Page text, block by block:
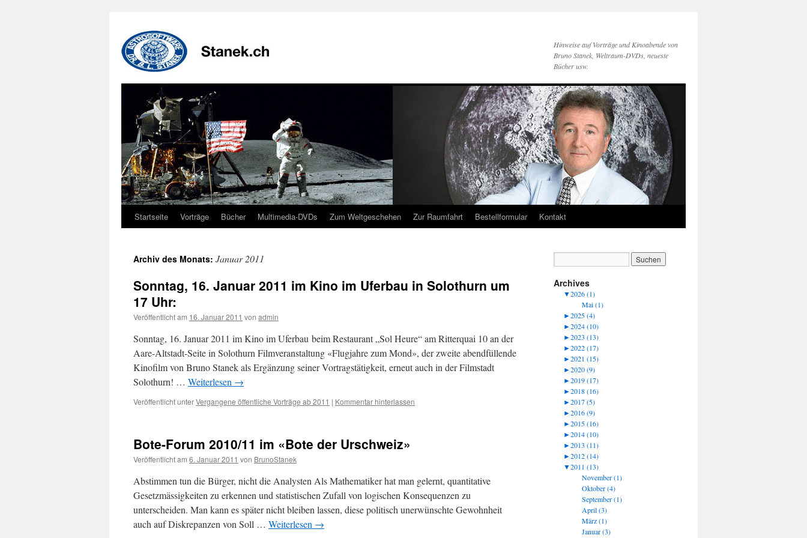
springen
Hinweise auf Vorträge und Kinoabende von
Bruno Stanek, Weltraum-DVDs, neueste
Bücher usw.
Startseite Vorträge Bücher Multimedia-DVDs Zum Weltgeschehen Zur Raumfahrt Bestellformular Kontakt
Archiv des Monats: Januar 2011
Sonntag, 16. Januar 2011 im Kino im Uferbau in Solothurn um
17 Uhr:
Veröffentlicht am 16. Januar 2011 von admin
Sonntag, 16. Januar 2011 im Kino im Uferbau beim Restaurant „Sol Heure“ am Ritterquai 10 an der
Aare-Altstadt-Seite in Solothurn Filmveranstaltung «Flugjahre zum Mond», der zweite abendfüllende
Kinofilm von Bruno Stanek als Ergänzung seiner Vortragstätigkeit, erneut auch in der Filmstadt
Solothurn! … Weiterlesen →
Veröffentlicht unterVergangene öffentliche Vorträge ab 2011 | Kommentar hinterlassen
Bote-Forum 2010/11 im «Bote der Urschweiz»
Veröffentlicht am 6. Januar 2011 von BrunoStanek
Abstimmen tun die Bürger, nicht die Analysten Als Mathematiker hat man gelernt, quantitative
Gesetzmässigkeiten zu erkennen und statistischen Zufall von logischen Konsequenzen zu
unterscheiden. Man kann es später nicht bleiben lassen, diese politisch unerwünschte Gewohnheit
auch auf Diskrepanzen von Soll … Weiterlesen →
Archives
▼2026 (1)
Mai (1)
►2025 (4)
►2024 (10)
►2023 (13)
►2022 (17)
►2021 (15)
►2020 (9)
►2019 (17)
►2018 (16)
►2017 (5)
►2016 (9)
►2015 (16)
►2014 (10)
►2013 (11)
►2012 (14)
▼2011 (13)
November (1)
Oktober (4)
September (1)
April (3)
März (1)
Januar (3)